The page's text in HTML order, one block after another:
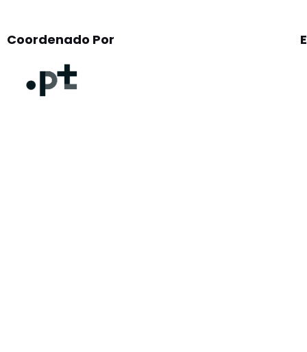
Coordenado Por